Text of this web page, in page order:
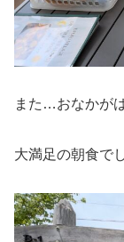
また…おなかが
大満足の朝食で